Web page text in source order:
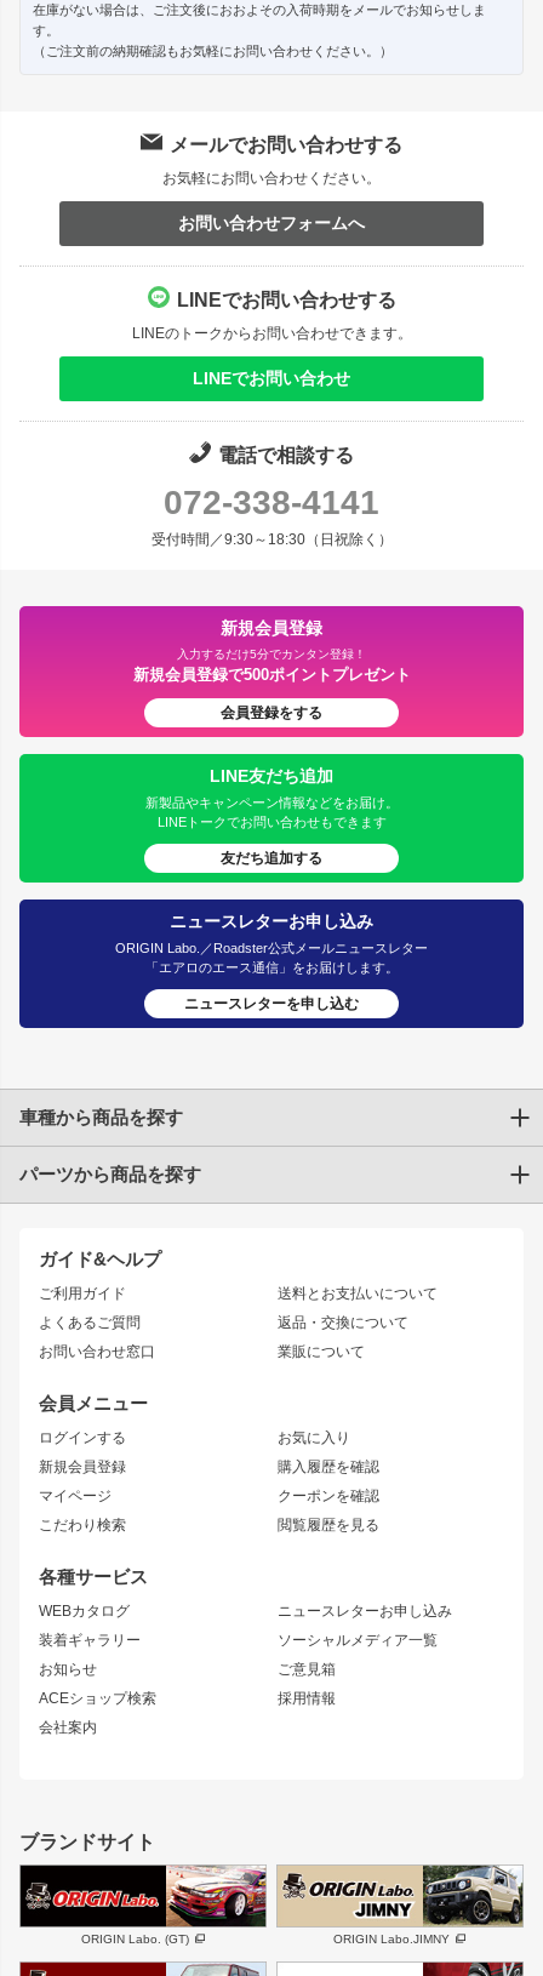
在庫がない場合は、ご注文後におおよその入荷時期をメールでお知らせしま
す。
（ご注文前の納期確認もお気軽にお問い合わせください。）
メールでお問い合わせする
お気軽にお問い合わせください。
お問い合わせフォームへ
LINEでお問い合わせする
LINEのトークからお問い合わせできます。
LINEでお問い合わせ
電話で相談する
072-338-4141
受付時間／9:30～18:30（日祝除く）
新規会員登録
入力するだけ5分でカンタン登録！
新規会員登録で500ポイントプレゼント
会員登録をする
LINE友だち追加
新製品やキャンペーン情報などをお届け。
LINEトークでお問い合わせもできます
友だち追加する
ニュースレターお申し込み
ORIGIN Labo.／Roadster公式メールニュースレター
「エアロのエース通信」をお届けします。
ニュースレターを申し込む
ガイド&ヘルプ
ご利用ガイド
よくあるご質問
お問い合わせ窓口
送料とお支払いについて
返品・交換について
業販について
会員メニュー
ログインする
新規会員登録
マイページ
こだわり検索
お気に入り
購入履歴を確認
クーポンを確認
閲覧履歴を見る
各種サービス
WEBカタログ
装着ギャラリー
お知らせ
ACEショップ検索
会社案内
ニュースレターお申し込み
ソーシャルメディア一覧
ご意見箱
採用情報
車種から商品を探す
トヨタ
JZX90 CHASER
JZX110 MARK II
JZX100 MARK II
JZX90 MARK II
トレノ
マークX
アリスト
ソアラ
アルテッツァ
ニッサン
S15 シルビア
S14 シルビア 後期
S13 シルビア
180SX
シルエイティ
ワンビア
ローレル
セフィーロ
キャラバン
スズキ
GS350
SC
スバル
デリカ D:5
パーツから商品を探す
エアロシリーズ
ドリフトライン
風神
雷神
レーシングライン
アタックライン
ストリームライン
リアウイング
ジムニーパーツ
ホイール
MUD-S7
MUD-SR7
まつど家 鉄漢
ボンネット
フェンダー
サイドパーツ
リアゲート
メンテナンスパーツ
ハイエースパーツ
ブランドサイト
ORIGIN Labo. (GT) ORIGIN Labo.JIMNY